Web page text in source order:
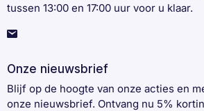
tussen 13:00 en 17:00 uur voor u klaar.
Onze nieuwsbrief
Blijf op de hoogte van onze acties en
onze nieuwsbrief. Ontvang nu 5%